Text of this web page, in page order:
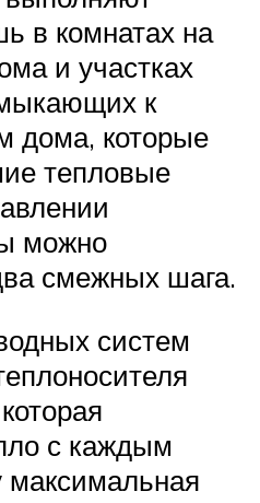
в комнатах на
и участках
к
дома, которые
тепловые
можно
смежных шага.
систем
с каждым